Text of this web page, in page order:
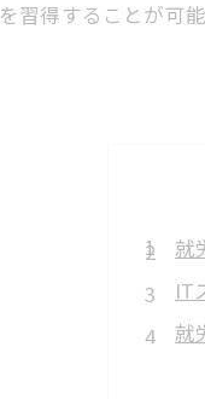
習得することが可
就
IT
就